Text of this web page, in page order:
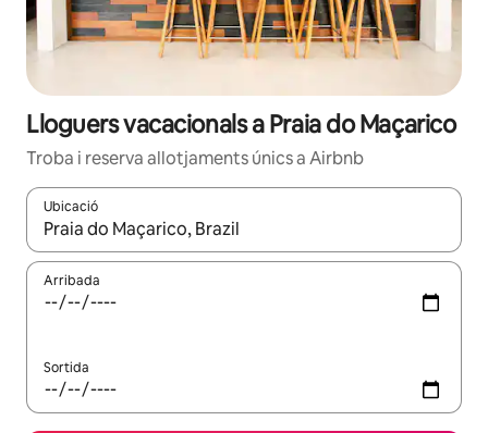
Lloguers vacacionals a Praia do Maçarico
Troba i reserva allotjaments únics a Airbnb
Ubicació
Quan els resultats estiguin disponibles, podràs navegar-hi a
Arribada
Sortida